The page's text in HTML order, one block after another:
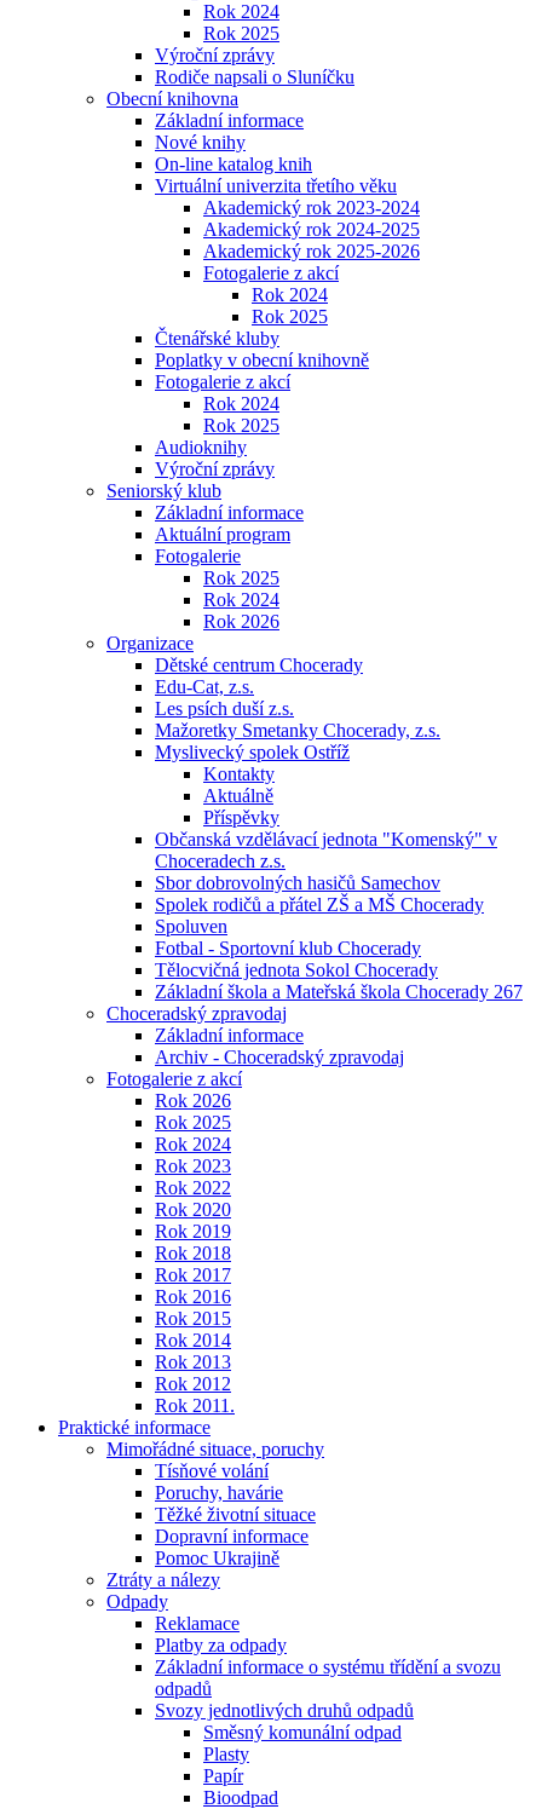
Rok 2024
Rok 2025
Výroční zprávy
Rodiče napsali o Sluníčku
Obecní knihovna
Základní informace
Nové knihy
On-line katalog knih
Virtuální univerzita třetího věku
Akademický rok 2023-2024
Akademický rok 2024-2025
Akademický rok 2025-2026
Fotogalerie z akcí
Rok 2024
Rok 2025
Čtenářské kluby
Poplatky v obecní knihovně
Fotogalerie z akcí
Rok 2024
Rok 2025
Audioknihy
Výroční zprávy
Seniorský klub
Základní informace
Aktuální program
Fotogalerie
Rok 2025
Rok 2024
Rok 2026
Organizace
Dětské centrum Chocerady
Edu-Cat, z.s.
Les psích duší z.s.
Mažoretky Smetanky Chocerady, z.s.
Myslivecký spolek Ostříž
Kontakty
Aktuálně
Příspěvky
Občanská vzdělávací jednota "Komenský" v
Choceradech z.s.
Sbor dobrovolných hasičů Samechov
Spolek rodičů a přátel ZŠ a MŠ Chocerady
Spoluven
Fotbal - Sportovní klub Chocerady
Tělocvičná jednota Sokol Chocerady
Základní škola a Mateřská škola Chocerady 267
Choceradský zpravodaj
Základní informace
Archiv - Choceradský zpravodaj
Fotogalerie z akcí
Rok 2026
Rok 2025
Rok 2024
Rok 2023
Rok 2022
Rok 2020
Rok 2019
Rok 2018
Rok 2017
Rok 2016
Rok 2015
Rok 2014
Rok 2013
Rok 2012
Rok 2011.
Praktické informace
Mimořádné situace, poruchy
Tísňové volání
Poruchy, havárie
Těžké životní situace
Dopravní informace
Pomoc Ukrajině
Ztráty a nálezy
Odpady
Reklamace
Platby za odpady
Základní informace o systému třídění a svozu
odpadů
Svozy jednotlivých druhů odpadů
Směsný komunální odpad
Plasty
Papír
Bioodpad